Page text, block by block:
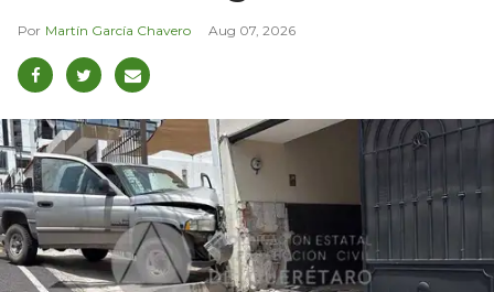
Martín García Chavero Aug 07, 2026